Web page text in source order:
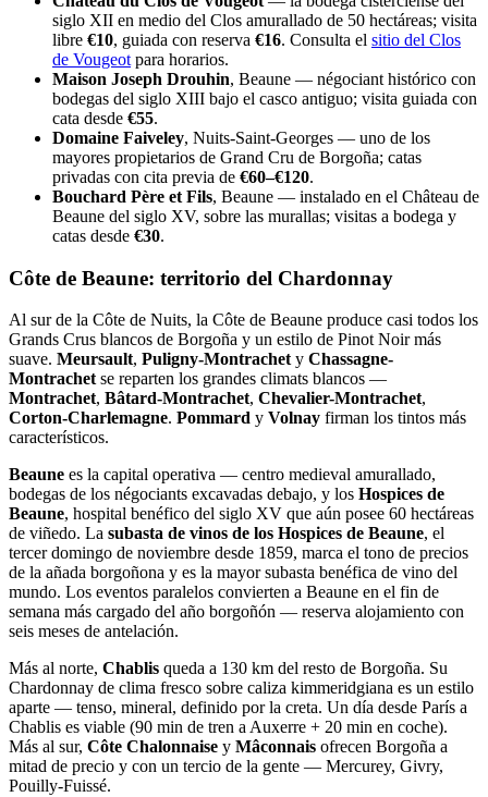
siglo XII en medio del Clos amurallado de 50 hectáreas; visita
libre €10, guiada con reserva €16. Consulta el sitio del Clos
de Vougeot para horarios.
Maison Joseph Drouhin, Beaune — négociant histórico con
bodegas del siglo XIII bajo el casco antiguo; visita guiada con
cata desde €55.
Domaine Faiveley, Nuits-Saint-Georges — uno de los
mayores propietarios de Grand Cru de Borgoña; catas
privadas con cita previa de €60–€120.
Bouchard Père et Fils, Beaune — instalado en el Château de
Beaune del siglo XV, sobre las murallas; visitas a bodega y
catas desde €30.
Côte de Beaune: territorio del Chardonnay
Al sur de la Côte de Nuits, la Côte de Beaune produce casi todos los
Grands Crus blancos de Borgoña y un estilo de Pinot Noir más
suave. Meursault, Puligny-Montrachety Chassagne-
Montrachetse reparten los grandes climats blancos —
Montrachet, Bâtard-Montrachet, Chevalier-Montrachet,
Corton-Charlemagne. Pommard y Volnay firman los tintos más
característicos.
Beaune es la capital operativa — centro medieval amurallado,
bodegas de los négociants excavadas debajo, y los Hospices de
Beaune, hospital benéfico del siglo XV que aún posee 60 hectáreas
de viñedo. La subasta de vinos de los Hospices de Beaune, el
tercer domingo de noviembre desde 1859, marca el tono de precios
de la añada borgoñona y es la mayor subasta benéfica de vino del
mundo. Los eventos paralelos convierten a Beaune en el fin de
semana más cargado del año borgoñón — reserva alojamiento con
seis meses de antelación.
Más al norte, Chablis queda a 130 km del resto de Borgoña. Su
Chardonnay de clima fresco sobre caliza kimmeridgiana es un estilo
aparte — tenso, mineral, definido por la creta. Un día desde París a
Chablis es viable (90 min de tren a Auxerre + 20 min en coche).
Más al sur, Côte Chalonnaise y Mâconnais ofrecen Borgoña a
mitad de precio y con un tercio de la gente — Mercurey, Givry,
Pouilly-Fuissé.